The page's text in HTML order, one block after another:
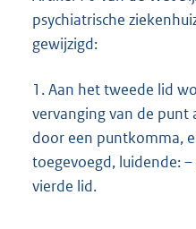
psychiatrische
gewijzigd:
1.Aan het tweede lid
vervanging van de punt
door een puntkomma,
toegevoegd, luidende:
vierde lid.